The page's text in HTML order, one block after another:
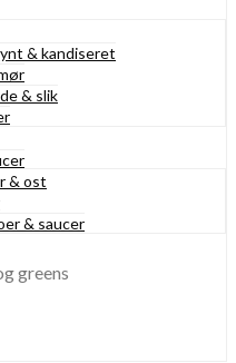
& kandiseret
& slik
& ost
& saucer